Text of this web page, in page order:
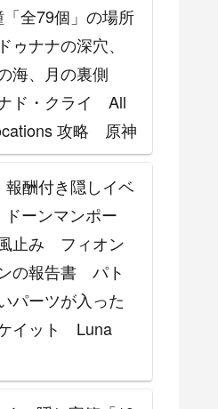
全79個」の場所
ナナの深穴、
海、月の裏側
・クライ All
攻略 原神
報酬付き隠しイベ
ーンマンポー
止み フィオン
の報告書 パト
パーツが入った
イット Luna